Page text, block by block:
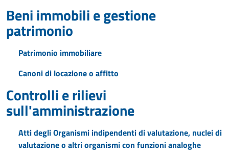
Beni immobili e gestione
patrimonio
Patrimonio immobiliare
Canoni di locazione o affitto
Controlli e rilievi
sull'amministrazione
Atti degli Organismi indipendenti di valutazione, nuclei di
valutazione o altri organismi con funzioni analoghe